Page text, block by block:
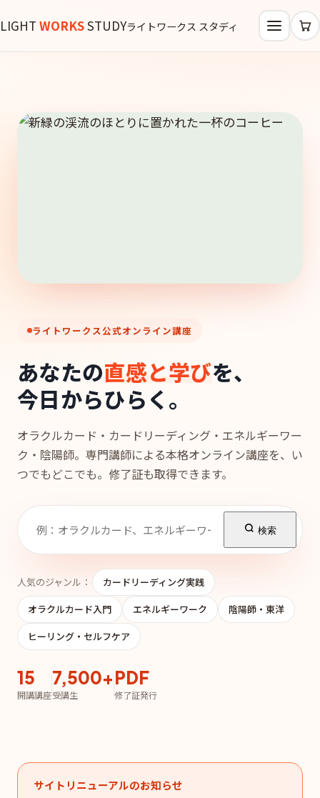
LIGHT WORKSSTUDYライトワークス スタディ
ライトワークス公式オンライン講座
あなたの直感と学びを、
今日からひらく。
オラクルカード・カードリーディング・エネルギーワー
ク・陰陽師。専門講師による本格オンライン講座を、い
つでもどこでも。修了証も取得できます。
検索
人気のジャンル：
カードリーディング実践
オラクルカード入門
エネルギーワーク
陰陽師・東洋
ヒーリング・セルフケア
15
開講講座
7,500+
受講生
PDF
修了証発行
サイトリニューアルのお知らせ